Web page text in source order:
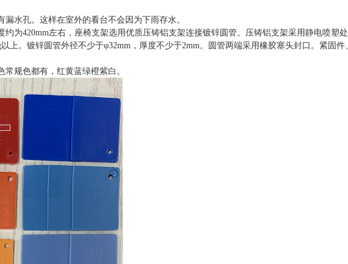
水孔。这样在室外的看台不会因为下雨存水。
约为420mm左右，座椅支架选用优质压铸铝支架连接镀锌圆管。压铸铝支架采用静电喷塑
以上。镀锌圆管外径不少于φ32mm，厚度不少于2mm。圆管两端采用橡胶塞头封口。紧固件
规色都有，红黄蓝绿橙紫白。